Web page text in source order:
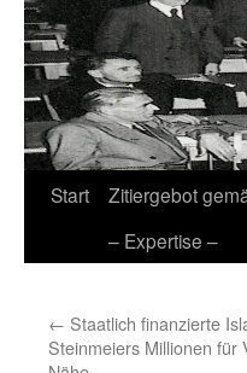
Start
Zitiergebot
– Expertise –
← Staatlich finanzierte
Steinmeiers Millionen für